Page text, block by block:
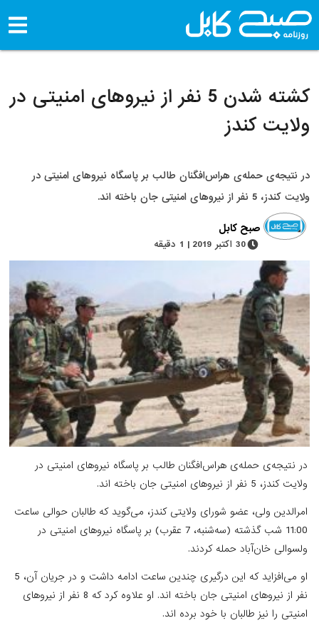
کشته شدن 5 نفر از نیروهای امنیتی در
ولایت کندز
در نتیجه‌ی حمله‌ی هراس‌افگنان طالب بر پاسگاه نیروهای امنیتی در
ولایت کندز، 5 نفر از نیروهای امنیتی جان باخته اند.
صبح کابل
30 اکتبر 2019 | 1 دقیقه
در نتیجه‌ی حمله‌ی هراس‌افگنان طالب بر پاسگاه نیروهای امنیتی در
ولایت کندز، 5 نفر از نیروهای امنیتی جان باخته اند.
امرالدین ولی، عضو شورای ولایتی کندز، می‌گوید که طالبان حوالی ساعت
11:00 شب گذشته (سه‌شنبه، 7 عقرب) بر پاسگاه نیروهای امنیتی در
ولسوالی خان‌آباد حمله کردند.
او می‌افزاید که این درگیری چندین ساعت ادامه داشت و در جریان آن، 5
نفر از نیروهای امنیتی جان باخته اند. او علاوه کرد که 8 نفر از نیروهای
امنیتی را نیز طالبان با خود برده اند.